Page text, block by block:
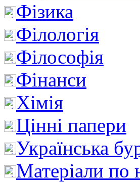
Фізика
Філологія
Філософія
Фінанси
Хімія
Цінні папери
Українська
Матеріали по